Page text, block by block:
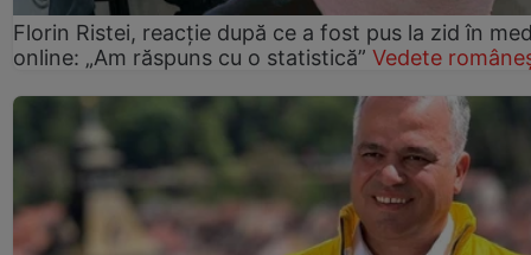
Florin Ristei, reacție după ce a fost pus la zid în
online: „Am răspuns cu o statistică” Vedete